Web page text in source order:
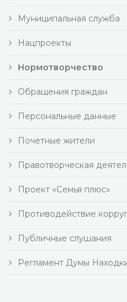
Муниципальная служба
Нацпроекты
Нормотворчество
Обращения граждан
Персональные данные
Почетные жители
Правотворческая
Проект «Семья плюс»
Противодействие
Публичные слушания
Регламент Думы